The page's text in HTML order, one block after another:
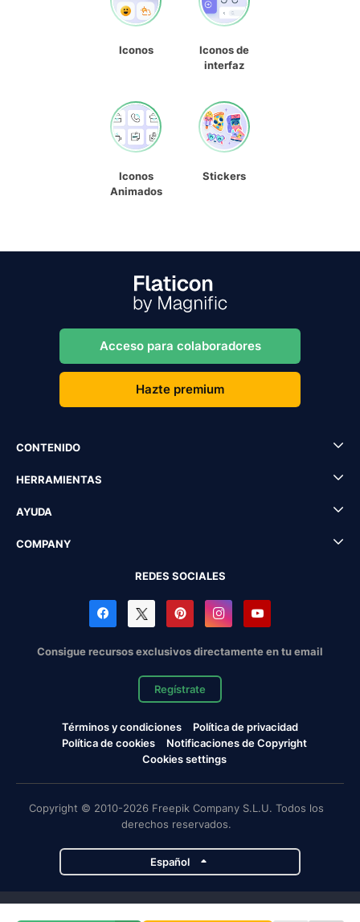
Iconos
Iconos de
interfaz
Iconos
Animados
Stickers
Acceso para colaboradores
Hazte premium
CONTENIDO
HERRAMIENTAS
AYUDA
COMPANY
REDES SOCIALES
Consigue recursos exclusivos directamente en tu email
Regístrate
Términos y condiciones
Política de privacidad
Política de cookies
Notificaciones de Copyright
Cookies settings
Copyright © 2010-2026 Freepik Company S.L.U. Todos los
derechos reservados.
Español